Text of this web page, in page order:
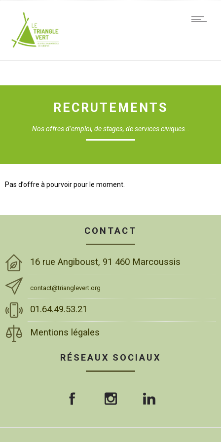
RECRUTEMENTS
Nos offres d’emploi, de stages, de services civiques…
Pas d’offre à pourvoir pour le moment.
CONTACT
16 rue Angiboust, 91 460 Marcoussis
contact@trianglevert.org
01.64.49.53.21
Mentions légales
RÉSEAUX SOCIAUX